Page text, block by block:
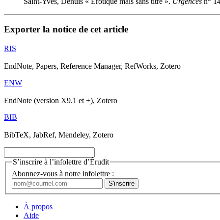
Exporter la notice de cet article
RIS
EndNote, Papers, Reference Manager, RefWorks, Zotero
ENW
EndNote (version X9.1 et +), Zotero
BIB
BibTeX, JabRef, Mendeley, Zotero
S’inscrire à l’infolettre d’Érudit
Abonnez-vous à notre infolettre :
À propos
Aide